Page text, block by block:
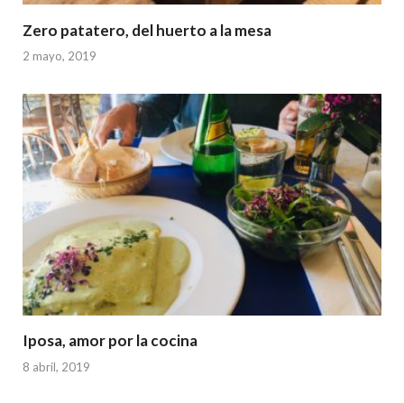
Zero patatero, del huerto a la mesa
2 mayo, 2019
Iposa, amor por la cocina
8 abril, 2019